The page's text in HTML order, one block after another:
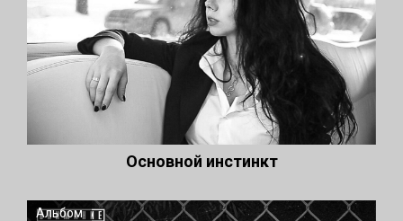
Основной инстинкт
Альбом